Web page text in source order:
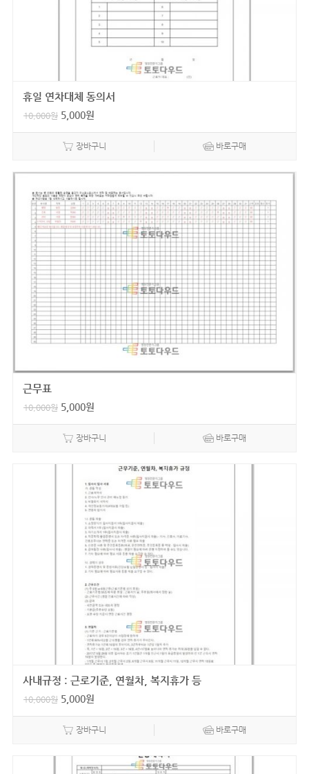
휴일 연차대체 동의서
10,000원 5,000원
장바구니 바로구매
근무표
10,000원 5,000원
장바구니 바로구매
사내규정 : 근로기준, 연월차, 복지휴가 등
10,000원 5,000원
장바구니 바로구매